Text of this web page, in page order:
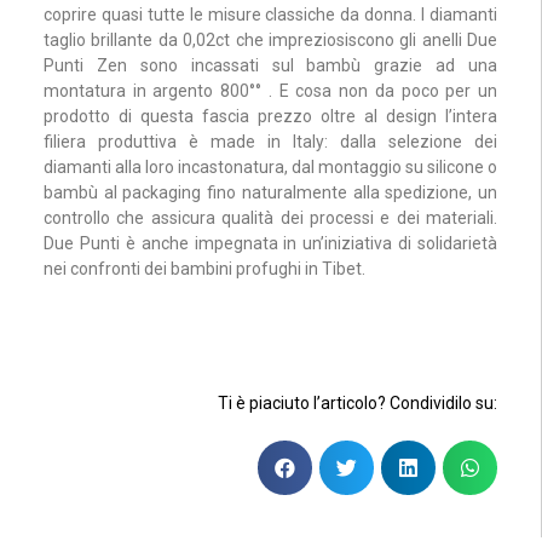
coprire quasi tutte le misure classiche da donna. I diamanti
taglio brillante da 0,02ct che impreziosiscono gli anelli Due
Punti Zen sono incassati sul bambù grazie ad una
montatura in argento 800°° . E cosa non da poco per un
prodotto di questa fascia prezzo oltre al design l’intera
filiera produttiva è made in Italy: dalla selezione dei
diamanti alla loro incastonatura, dal montaggio su silicone o
bambù al packaging fino naturalmente alla spedizione, un
controllo che assicura qualità dei processi e dei materiali.
Due Punti è anche impegnata in un’iniziativa di solidarietà
nei confronti dei bambini profughi in Tibet.
Ti è piaciuto l’articolo? Condividilo su: